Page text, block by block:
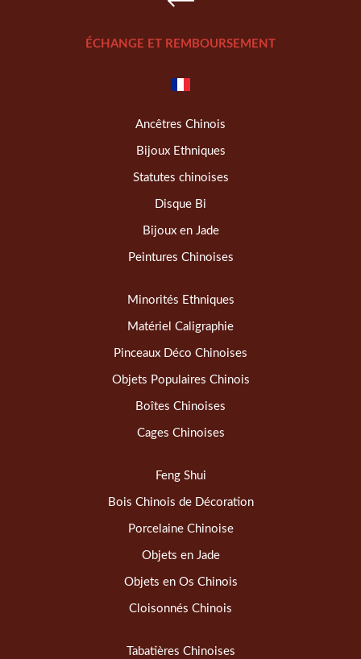
ÉCHANGE ET REMBOURSEMENT
Ancêtres Chinois
Bijoux Ethniques
Statutes chinoises
Disque Bi
Bijoux en Jade
Peintures Chinoises
Minorités Ethniques
Matériel Caligraphie
Pinceaux Déco Chinoises
Objets Populaires Chinois
Boîtes Chinoises
Cages Chinoises
Feng Shui
Bois Chinois de Décoration
Porcelaine Chinoise
Objets en Jade
Objets en Os Chinois
Cloisonnés Chinois
Tabatières Chinoises